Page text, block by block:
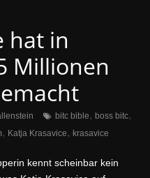
hat in
Millionen
bitc bible, boss bitc,
, Katja Krasavice, krasavice
kennt scheinbar kein